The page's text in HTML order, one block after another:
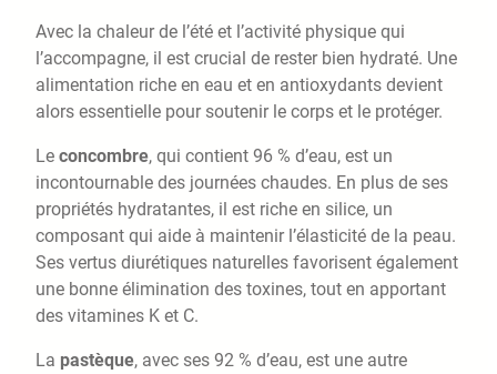
Avec la chaleur de l’été et l’activité physique qui
l’accompagne, il est crucial de rester bien hydraté. Une
alimentation riche en eau et en antioxydants devient
alors essentielle pour soutenir le corps et le protéger.
Le concombre, qui contient 96 % d’eau, est un
incontournable des journées chaudes. En plus de ses
propriétés hydratantes, il est riche en silice, un
composant qui aide à maintenir l’élasticité de la peau.
Ses vertus diurétiques naturelles favorisent également
une bonne élimination des toxines, tout en apportant
des vitamines K et C.
La pastèque, avec ses 92 % d’eau, est une autre